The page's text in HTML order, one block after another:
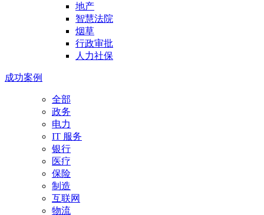
地产
智慧法院
烟草
行政审批
人力社保
成功案例
全部
政务
电力
IT 服务
银行
医疗
保险
制造
互联网
物流